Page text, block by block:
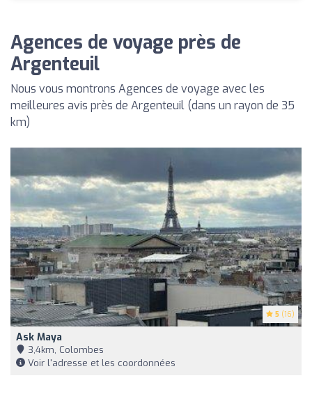
Agences de voyage près de
Argenteuil
Nous vous montrons Agences de voyage avec les
meilleures avis près de Argenteuil (dans un rayon de 35
km)
5 (16)
Ask Maya
3,4km, Colombes
Voir l'adresse et les coordonnées